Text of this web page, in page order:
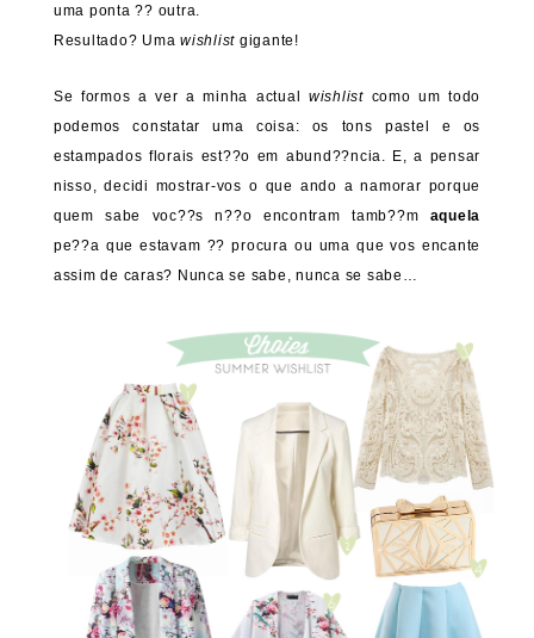
uma ponta ?? outra.
Resultado? Umawishlist gigante!
Se formos a ver a minha actual wishlistcomo um todo
podemos constatar uma coisa: os tons pastel e os
estampados florais est??o em abund??ncia. E, a pensar
nisso, decidi mostrar-vos o que ando a namorar porque
quem sabe voc??s n??o encontram tamb??m aquela
pe??a que estavam ?? procura ou uma que vos encante
assim de caras? Nunca se sabe, nunca se sabe…